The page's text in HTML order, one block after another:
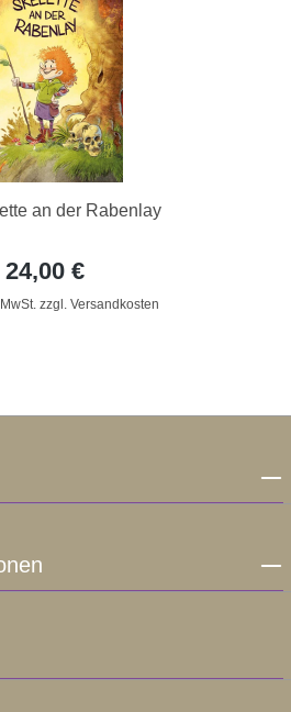
an der Rabenlay
24,00 €
zzgl. Versandkosten